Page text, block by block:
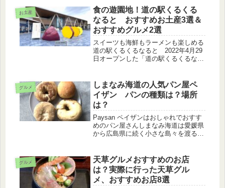
トのある見た目で何これ？！と2度見
してしまい「これが噂のきゅうりドッ
グ」...
お土産
食の遊園地！道の駅くるくる
なると おすすめお土産3選＆
おすすめグルメ2選
スイーツも海鮮もラーメンも楽しめる
道の駅くるくるなると 2022年4月29
日オープンした「道の駅くるくるなる
や徳島れんこん、鳴門わかめや海鮮な
ど徳島県の美味しいものが集まっ...
グルメ
しまなみ海道の人気パン屋ペ
イザン パンの種類は？場所
は？
Paysan ペイザンはおしゃれでおすす
めのパン屋さんしまなみ海道は愛媛県
から広島県に続く小さな島々を渡る人
好評の口コミが多く、おすすめなのが
今治市にあるペイザンというパン...
グルメ
天草グルメおすすめのお店
は？実際に行った天草グル
メ、おすすめお店8選